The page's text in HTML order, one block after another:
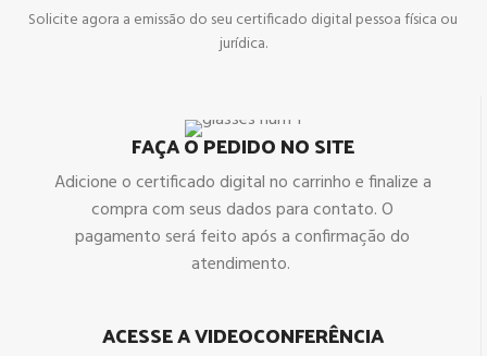
Solicite agora a emissão do seu certificado digital pessoa física ou
jurídica.
FAÇA O PEDIDO NO SITE
Adicione o certificado digital no carrinho e finalize a
compra com seus dados para contato. O
pagamento será feito após a confirmação do
atendimento.
ACESSE A VIDEOCONFERÊNCIA